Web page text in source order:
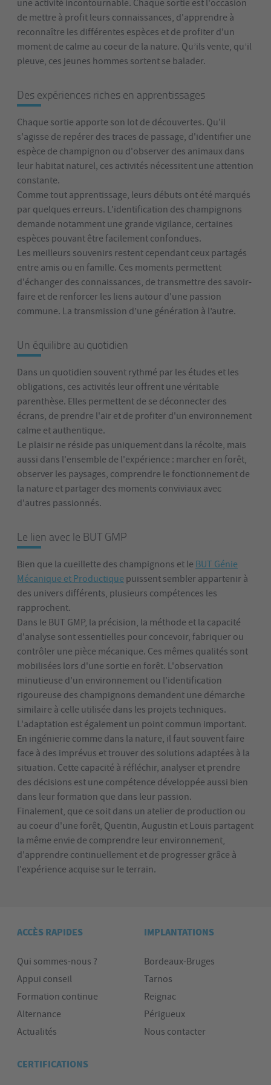
une activité incontournable. Chaque sortie est l'occasion
de mettre à profit leurs connaissances, d'apprendre à
reconnaître les différentes espèces et de profiter d'un
moment de calme au coeur de la nature. Qu’ils vente, qu’il
pleuve, ces jeunes hommes sortent se balader.
Des expériences riches en apprentissages
Chaque sortie apporte son lot de découvertes. Qu'il
s'agisse de repérer des traces de passage, d'identifier une
espèce de champignon ou d'observer des animaux dans
leur habitat naturel, ces activités nécessitent une attention
constante.
Comme tout apprentissage, leurs débuts ont été marqués
par quelques erreurs. L'identification des champignons
demande notamment une grande vigilance, certaines
espèces pouvant être facilement confondues.
Les meilleurs souvenirs restent cependant ceux partagés
entre amis ou en famille. Ces moments permettent
d'échanger des connaissances, de transmettre des savoir-
faire et de renforcer les liens autour d'une passion
commune. La transmission d’une génération à l’autre.
Un équilibre au quotidien
Dans un quotidien souvent rythmé par les études et les
obligations, ces activités leur offrent une véritable
parenthèse. Elles permettent de se déconnecter des
écrans, de prendre l'air et de profiter d'un environnement
calme et authentique.
Le plaisir ne réside pas uniquement dans la récolte, mais
aussi dans l'ensemble de l'expérience : marcher en forêt,
observer les paysages, comprendre le fonctionnement de
la nature et partager des moments conviviaux avec
d'autres passionnés.
Le lien avec le BUT GMP
Bien que la cueillette des champignons et le BUT Génie
Mécanique et Productique puissent sembler appartenir à
des univers différents, plusieurs compétences les
rapprochent.
Dans le BUT GMP, la précision, la méthode et la capacité
d'analyse sont essentielles pour concevoir, fabriquer ou
contrôler une pièce mécanique. Ces mêmes qualités sont
mobilisées lors d'une sortie en forêt. L'observation
minutieuse d'un environnement ou l'identification
rigoureuse des champignons demandent une démarche
similaire à celle utilisée dans les projets techniques.
L'adaptation est également un point commun important.
En ingénierie comme dans la nature, il faut souvent faire
face à des imprévus et trouver des solutions adaptées à la
situation. Cette capacité à réfléchir, analyser et prendre
des décisions est une compétence développée aussi bien
dans leur formation que dans leur passion.
Finalement, que ce soit dans un atelier de production ou
au coeur d'une forêt, Quentin, Augustin et Louis partagent
la même envie de comprendre leur environnement,
d'apprendre continuellement et de progresser grâce à
l'expérience acquise sur le terrain.
ACCÈS RAPIDES
Qui sommes-nous ?
Appui conseil
Formation continue
Alternance
Actualités
IMPLANTATIONS
Bordeaux-Bruges
Tarnos
Reignac
Périgueux
Nous contacter
CERTIFICATIONS